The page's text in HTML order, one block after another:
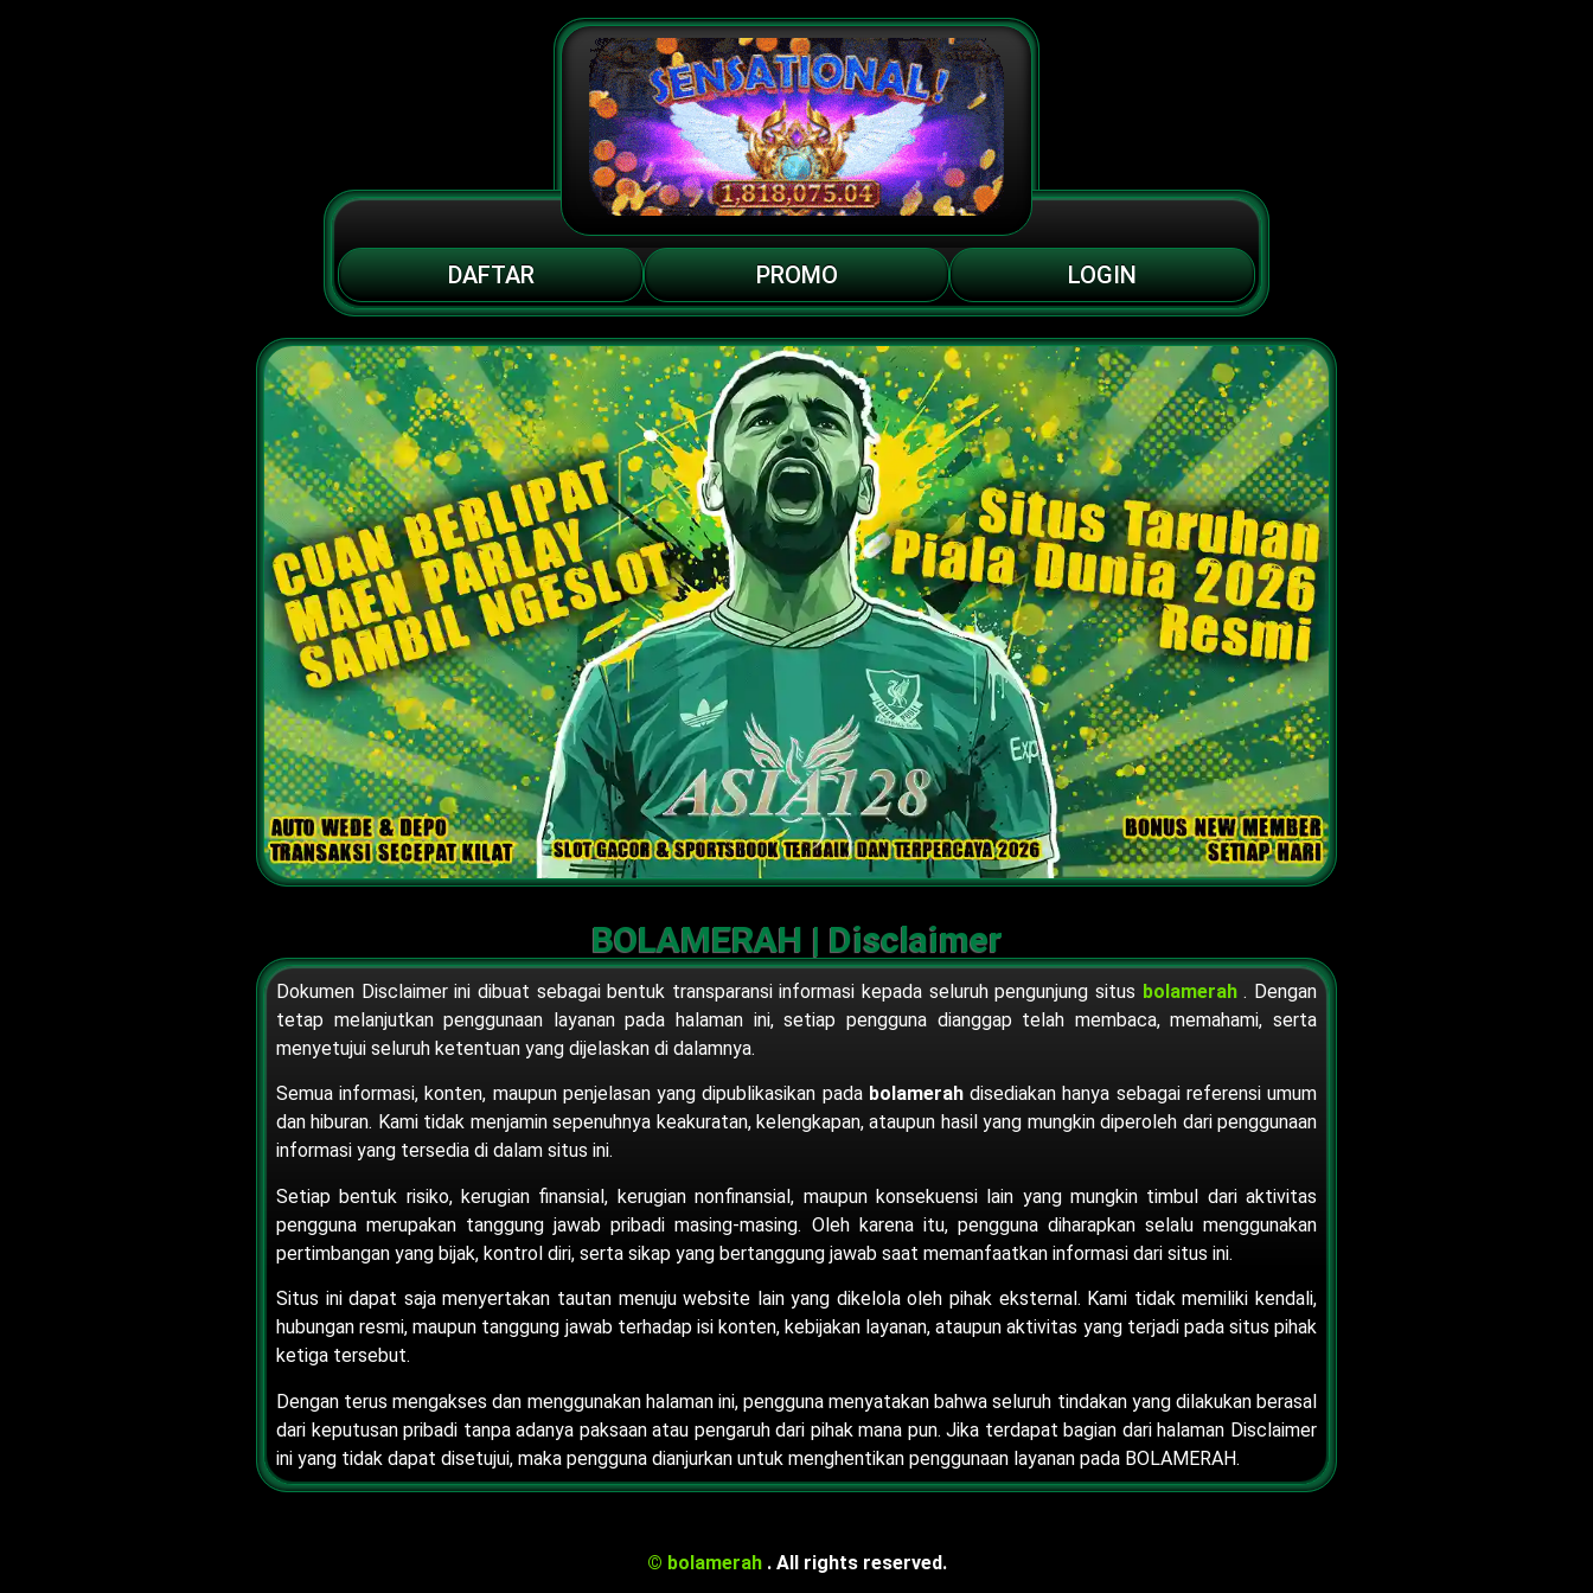
DAFTAR PROMO LOGIN
BOLAMERAH | Disclaimer
Dokumen Disclaimer ini dibuat sebagai bentuk transparansi informasi kepada seluruh pengunjung situs bolamerah . Dengan
tetap melanjutkan penggunaan layanan pada halaman ini, setiap pengguna dianggap telah membaca, memahami, serta
menyetujui seluruh ketentuan yang dijelaskan di dalamnya.
Semua informasi, konten, maupun penjelasan yang dipublikasikan pada bolamerahdisediakan hanya sebagai referensi umum
dan hiburan. Kami tidak menjamin sepenuhnya keakuratan, kelengkapan, ataupun hasil yang mungkin diperoleh dari penggunaan
informasi yang tersedia di dalam situs ini.
Setiap bentuk risiko, kerugian finansial, kerugian nonfinansial, maupun konsekuensi lain yang mungkin timbul dari aktivitas
pengguna merupakan tanggung jawab pribadi masing-masing. Oleh karena itu, pengguna diharapkan selalu menggunakan
pertimbangan yang bijak, kontrol diri, serta sikap yang bertanggung jawab saat memanfaatkan informasi dari situs ini.
Situs ini dapat saja menyertakan tautan menuju website lain yang dikelola oleh pihak eksternal. Kami tidak memiliki kendali,
hubungan resmi, maupun tanggung jawab terhadap isi konten, kebijakan layanan, ataupun aktivitas yang terjadi pada situs pihak
ketiga tersebut.
Dengan terus mengakses dan menggunakan halaman ini, pengguna menyatakan bahwa seluruh tindakan yang dilakukan berasal
dari keputusan pribadi tanpa adanya paksaan atau pengaruh dari pihak mana pun. Jika terdapat bagian dari halaman Disclaimer
ini yang tidak dapat disetujui, maka pengguna dianjurkan untuk menghentikan penggunaan layanan pada BOLAMERAH.
© bolamerah . All rights reserved.